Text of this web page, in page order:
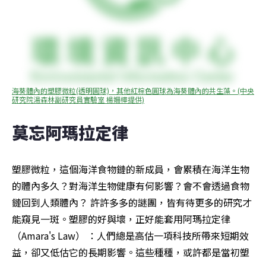
海葵體內的塑膠微粒(透明圓球)，其他紅棕色圓球為海葵體內的共生藻。(中央
研究院湯森林副研究員實驗室 楊姍樺提供)
莫忘阿瑪拉定律
塑膠微粒，這個海洋食物鏈的新成員，會累積在海洋生物
的體內多久？對海洋生物健康有何影響？會不會透過食物
鏈回到人類體內？ 許許多多的謎團，皆有待更多的研究才
能窺見一斑。塑膠的好與壞，正好能套用阿瑪拉定律
（Amara's Law） ：人們總是高估一項科技所帶來短期效
益，卻又低估它的長期影響。這些種種，或許都是當初塑